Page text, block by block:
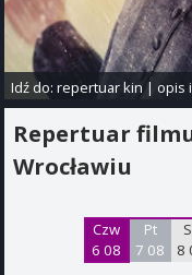
Idź do:repertuar kin |opis
Repertuar
Wrocławiu
Czw
6 08
Pt
7 08
8